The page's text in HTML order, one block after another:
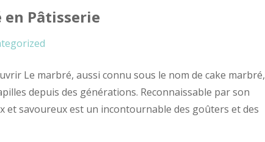
en Pâtisserie
Le marbré, aussi connu sous le nom de cake marbré,
depuis des générations. Reconnaissable par son
et savoureux est un incontournable des goûters et des